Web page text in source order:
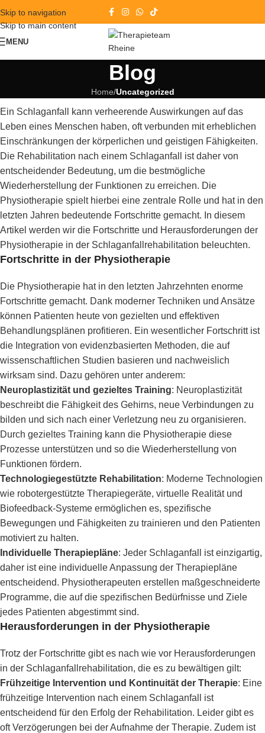
Skip to navigation
Skip to main content
MENU
Blog
Home/Uncategorized
Ein Schlaganfall kann verheerende Auswirkungen auf das
Leben eines Menschen haben, oft verbunden mit erheblichen
Einschränkungen der körperlichen und geistigen Fähigkeiten.
Die Rehabilitation nach einem Schlaganfall ist daher von
entscheidender Bedeutung, um die bestmögliche
Wiederherstellung der Funktionen zu erreichen. Die
Physiotherapie spielt hierbei eine zentrale Rolle und hat in den
letzten Jahren bedeutende Fortschritte gemacht. In diesem
Artikel werden wir die Fortschritte und Herausforderungen der
Physiotherapie in der Schlaganfallrehabilitation beleuchten.
Fortschritte in der Physiotherapie
Die Physiotherapie hat in den letzten Jahrzehnten enorme
Fortschritte gemacht. Dank moderner Techniken und Ansätze
können Patienten heute von gezielten und effektiven
Behandlungsplänen profitieren. Ein wesentlicher Fortschritt ist
die Integration von evidenzbasierten Methoden, die auf
wissenschaftlichen Studien basieren und nachweislich
wirksam sind. Dazu gehören unter anderem:
Neuroplastizität und gezieltes Training: Neuroplastizität
beschreibt die Fähigkeit des Gehirns, neue Verbindungen zu
bilden und sich nach einer Verletzung neu zu organisieren.
Durch gezieltes Training kann die Physiotherapie diese
Prozesse unterstützen und so die Wiederherstellung von
Funktionen fördern.
Technologiegestützte Rehabilitation: Moderne Technologien
wie robotergestützte Therapiegeräte, virtuelle Realität und
Biofeedback-Systeme ermöglichen es, spezifische
Bewegungen und Fähigkeiten zu trainieren und den Patienten
motiviert zu halten.
Individuelle Therapiepläne: Jeder Schlaganfall ist einzigartig,
daher ist eine individuelle Anpassung der Therapiepläne
entscheidend. Physiotherapeuten erstellen maßgeschneiderte
Programme, die auf die spezifischen Bedürfnisse und Ziele
jedes Patienten abgestimmt sind.
Herausforderungen in der Physiotherapie
Trotz der Fortschritte gibt es nach wie vor Herausforderungen
in der Schlaganfallrehabilitation, die es zu bewältigen gilt:
Frühzeitige Intervention und Kontinuität der Therapie: Eine
frühzeitige Intervention nach einem Schlaganfall ist
entscheidend für den Erfolg der Rehabilitation. Leider gibt es
oft Verzögerungen bei der Aufnahme der Therapie. Zudem ist